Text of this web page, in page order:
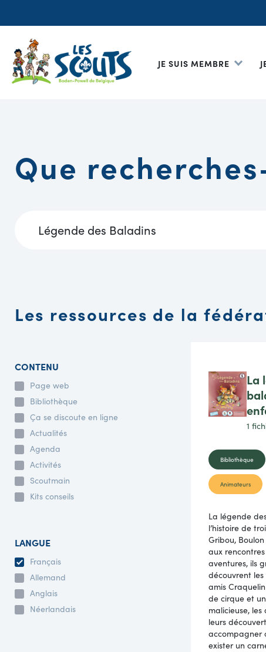
JE SUIS MEMBRE
Que
Les ressources de la
CONTENU
Page web
Bibliothèque
Ça se discoute en ligne
Actualités
Agenda
Activités
Scoutmain
Kits conseils
LANGUE
Français
Allemand
Anglais
Néerlandais
La
1
Bibliothèque
Animateurs
La légende
l’histoire de
Gribou,
aux
aventures, ils
découvrent les
amis
de cirque et
malicieuse,
leurs
accompagner
exister un